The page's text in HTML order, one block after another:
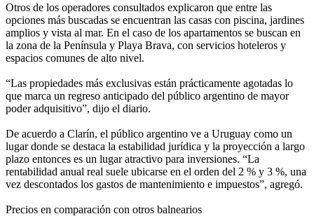
Otros de los operadores consultados explicaron que entre las
opciones más buscadas se encuentran las casas con piscina, jardines
amplios y vista al mar. En el caso de los apartamentos se buscan en
la zona de la Península y Playa Brava, con servicios hoteleros y
espacios comunes de alto nivel.
“Las propiedades más exclusivas están prácticamente agotadas lo
que marca un regreso anticipado del público argentino de mayor
poder adquisitivo”, dijo el diario.
De acuerdo a Clarín, el público argentino ve a Uruguay como un
lugar donde se destaca la estabilidad jurídica y la proyección a largo
plazo entonces es un lugar atractivo para inversiones. “La
rentabilidad anual real suele ubicarse en el orden del 2 % y 3 %, una
vez descontados los gastos de mantenimiento e impuestos”, agregó.
Precios en comparación con otros balnearios